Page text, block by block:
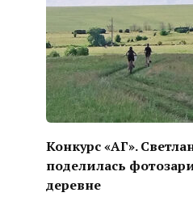
Конкурс «АГ».
поделилась
деревне